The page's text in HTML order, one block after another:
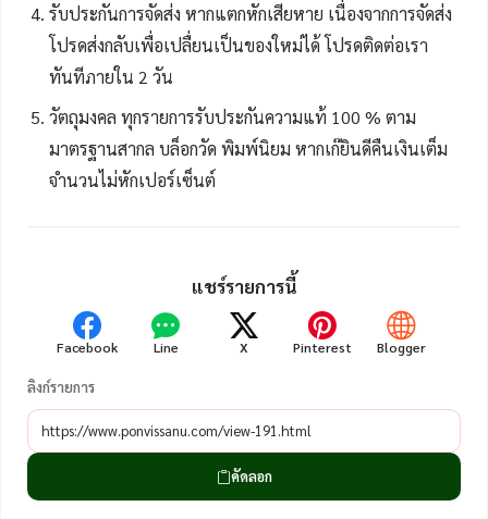
รับประกันการจัดส่ง หากแตกหักเสียหาย เนื่องจากการจัดส่ง
โปรดส่งกลับเพื่อเปลื่ยนเป็นของใหม่ได้ โปรดติดต่อเรา
ทันทีภายใน 2 วัน
วัตถุมงคล ทุกรายการรับประกันความแท้ 100 % ตาม
มาตรฐานสากล บล็อกวัด พิมพ์นิยม หากเก๊ยินดีคืนเงินเต็ม
จำนวนไม่หักเปอร์เซ็นต์
แชร์รายการนี้
Facebook Line X Pinterest Blogger
ลิงก์รายการ
คัดลอก